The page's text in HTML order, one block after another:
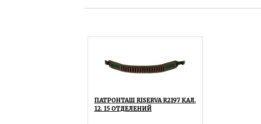
ПАТРОНТАШ RISERVA R2197 КАЛ.
12. 15 ОТДЕЛЕНИЙ